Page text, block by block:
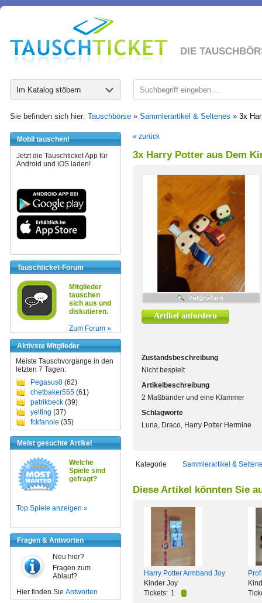
DIE
Im Katalog stöbern
Sie befinden sich hier: Tauschbörse » Sammlerartikel & Seltenes » 3x
Mobil tauschen!
Jetzt die Tauschticket App für
Android und iOS laden!
Tauschticket-Forum
Mitglieder
tauschen
sich aus und
diskutieren.
Zum Forum »
Aktivste Mitglieder
Meiste Tauschvorgänge in den
letzten 7 Tagen:
Pegasus0 (62)
chetbaker555 (61)
patrikbeck (39)
yeiting (37)
fckfanole (35)
Meist gesuchte Artikel
Welche
Spiele sind
gefragt?
Top Spiele anzeigen »
Fragen & Antworten
Neu hier?
Fragen zum
Ablauf?
Hier finden Sie Antworten
« zurück
3x Harry Potter aus Dem
Artikel anfordern
Zustandsbeschreibung
Nicht bespielt
Artikelbeschreibung
2 Maßbänder und eine Klammer
Schlagworte
Luna, Draco, Harry Potter Hermine
Kategorie Sammlerartikel &
Diese Artikel könnten Sie
Harry Potter Armband Joy
Kinder Joy
Tickets: 1